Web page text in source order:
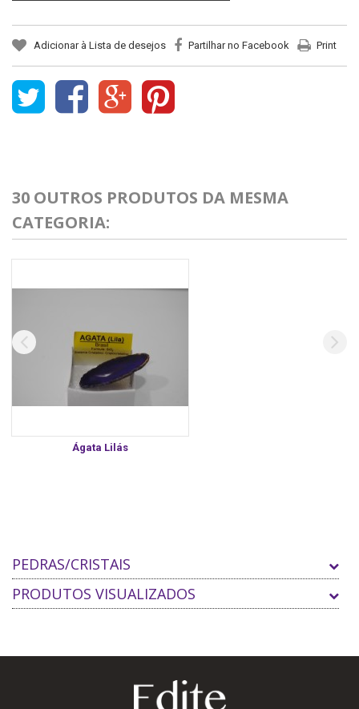
PEDRAS/CRISTAIS
PRODUTOS VISUALIZADOS
Adicionar à Lista de desejos Partilhar no Facebook Print
30 OUTROS PRODUTOS DA MESMA
CATEGORIA:
Ágata Lilás